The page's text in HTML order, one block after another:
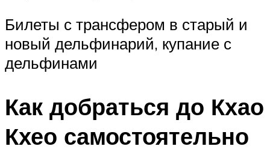
Билеты с трансфером в старый и
новый дельфинарий, купание с
дельфинами
Как добраться до Кхао
Кхео самостоятельно